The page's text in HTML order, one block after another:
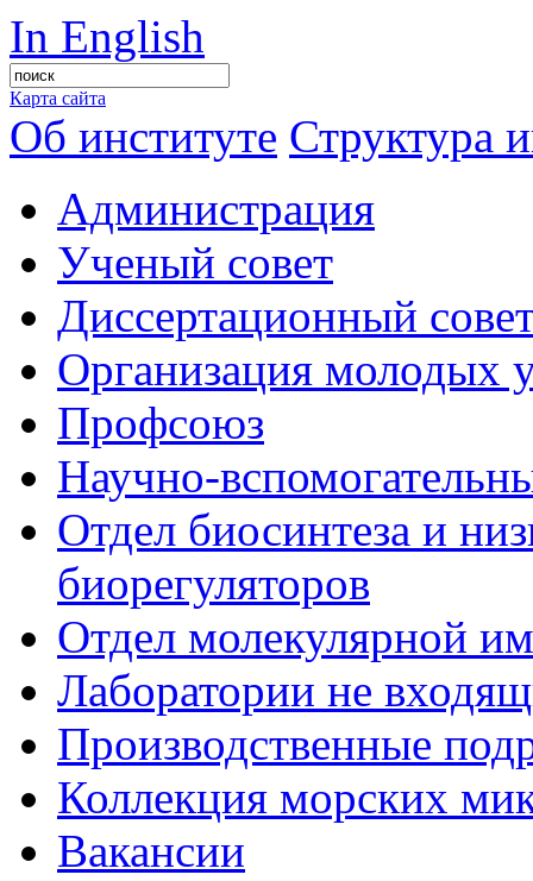
In English
Карта сайта
Об институте Структура
Администрация
Ученый совет
Диссертационный
Организация молодых
Профсоюз
Научно-
Отдел биосинтеза и
биорегуляторов
Отдел молекулярной
Лаборатории не
Производственные
Коллекция морских
Вакансии